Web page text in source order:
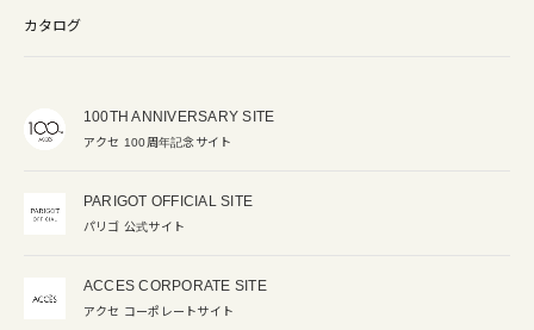
カタログ
100TH ANNIVERSARY SITE
アクセ 100周年記念サイト
PARIGOT OFFICIAL SITE
パリゴ 公式サイト
ACCES CORPORATE SITE
アクセ コーポレートサイト